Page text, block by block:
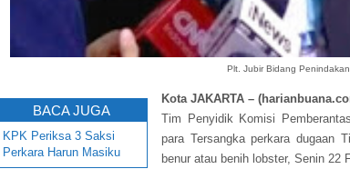
Plt. Jubir Bidang
BACA JUGA
KPK Periksa 3 Saksi
Perkara Harun Masiku
Kota JAKARTA –
Tim Penyidik Komisi
para Tersangka perkara dugaan
benur atau benih lobster, Senin 22